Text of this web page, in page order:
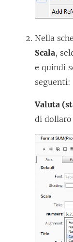
Nella
Scala,
e quindi
seguenti:
Valuta
di dollaro